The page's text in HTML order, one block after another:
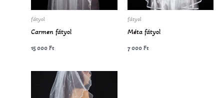
fátyol
Carmen fátyol
15 000Ft
fátyol
Méta fátyol
7 000 Ft